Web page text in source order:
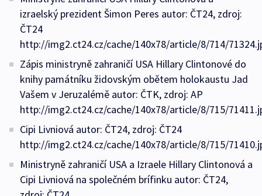
izraelský prezident Šimon Peres autor: ČT24, zdroj:
ČT24
http://img2.ct24.cz/cache/140x78/article/8/714/
Zápis ministryně zahraničí USA Hillary Clintonové do
knihy památníku židovským obětem holokaustu Jad
Vašem v Jeruzalémě autor: ČTK, zdroj: AP
http://img2.ct24.cz/cache/140x78/article/8/715/
Cipi Livniová autor: ČT24, zdroj: ČT24
http://img2.ct24.cz/cache/140x78/article/8/715/
Ministryně zahraničí USA a Izraele Hillary Clintonová a
Cipi Livniová na společném brífinku autor: ČT24,